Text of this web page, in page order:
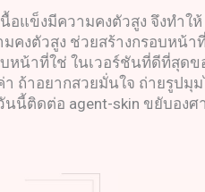
แข็งมีความคงตัวสูง จึงทำให้
งตัวสูง ช่วยสร้างกรอบหน้า
หน้าที่ใช่ ในเวอร์ชันที่ดีที่สุด
ถ้าอยากสวยมั่นใจ ถ่ายรูป
นี้ติดต่อ agent-skin ขยับอง